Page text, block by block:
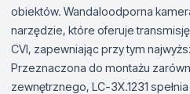
obiektów. Wandaloodporna
narzędzie, które oferuje
CVI, zapewniając przy tym
Przeznaczona do montażu
zewnętrznego, LC-3X.1231